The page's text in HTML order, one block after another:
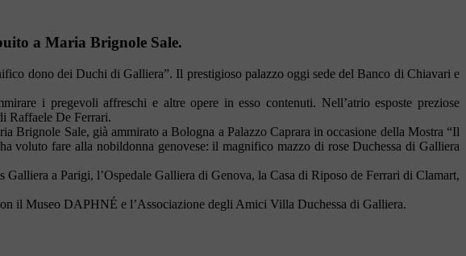
a Maria Brignole Sale.
dono dei Duchi di Galliera”. Il prestigioso palazzo oggi sede del Banco di Chiavari e
i pregevoli affreschi e altre opere in esso contenuti. Nell’atrio esposte preziose
Raffaele De Ferrari.
Brignole Sale, già ammirato a Bologna a Palazzo Caprara in occasione della Mostra “Il
voluto fare alla nobildonna genovese: il magnifico mazzo di rose Duchessa di Galliera
a Parigi, l’Ospedale Galliera di Genova, la Casa di Riposo de Ferrari di Clamart,
il Museo DAPHNÉ e l’Associazione degli Amici Villa Duchessa di Galliera.